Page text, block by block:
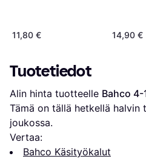
11,80 € 14,90 €
Tuotetiedot
Alin hinta tuotteelle Bahco
Tämä on tällä hetkellä halvin
joukossa.
Vertaa:
Bahco Käsityökalut